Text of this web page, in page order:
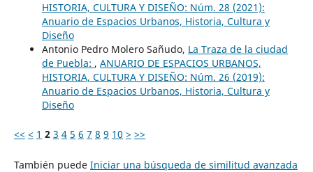
HISTORIA, CULTURA Y DISEÑO: Núm. 28 (2021):
Anuario de Espacios Urbanos, Historia, Cultura y
Diseño
Antonio Pedro Molero Sañudo, La Traza de la ciudad
de Puebla: , ANUARIO DE ESPACIOS URBANOS,
HISTORIA, CULTURA Y DISEÑO: Núm. 26 (2019):
Anuario de Espacios Urbanos, Historia, Cultura y
Diseño
<< < 1 2 3 4 5 6 7 8 9 10 > >>
También puede Iniciar una búsqueda de similitud avanzada